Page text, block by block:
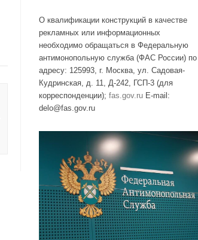
О квалификации конструкций в качестве
рекламных или информационных
необходимо обращаться в Федеральную
антимонопольную служба (ФАС России) по
адресу: 125993, г. Москва, ул. Садовая-
Кудринская, д. 11, Д-242, ГСП-3 (для
корреспонденции);fas.gov.ru E-mail:
delo@fas.gov.ru